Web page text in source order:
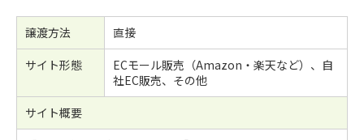
譲渡方法
直接
サイト形態
ECモール販売（Amazon・楽天など）、自
社EC販売、その他
サイト概要